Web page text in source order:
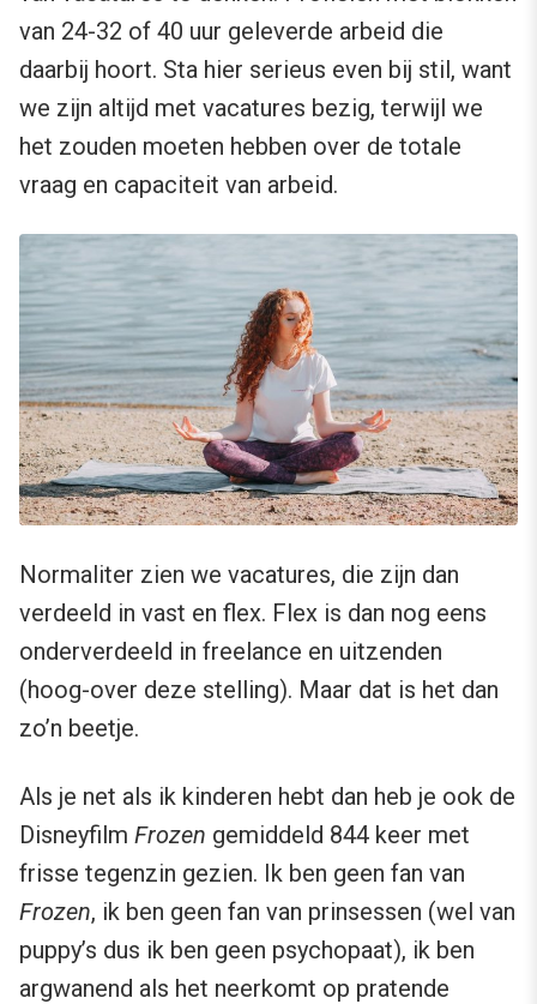
van 24-32 of 40 uur geleverde arbeid die
daarbij hoort. Sta hier serieus even bij stil, want
we zijn altijd met vacatures bezig, terwijl we
het zouden moeten hebben over de totale
vraag en capaciteit van arbeid.
Normaliter zien we vacatures, die zijn dan
verdeeld in vast en flex. Flex is dan nog eens
onderverdeeld in freelance en uitzenden
(hoog-over deze stelling). Maar dat is het dan
zo’n beetje.
Als je net als ik kinderen hebt dan heb je ook de
Disneyfilm Frozen gemiddeld 844 keer met
frisse tegenzin gezien. Ik ben geen fan van
Frozen, ik ben geen fan van prinsessen (wel van
puppy’s dus ik ben geen psychopaat), ik ben
argwanend als het neerkomt op pratende